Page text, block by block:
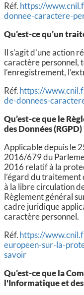
Réf. https://
donnee-caractere-
Qu’est-ce qu’un
Il s’agit d’une action
caractère personnel,
l’enregistrement,
Réf.https://
de-donnees-
Qu’est-ce que le
des Données (RGPD)
Applicable depuis le
2016/679 du
2016 relatif à la
l’égard du traitement
à la libre circulation
Règlement général
cadre juridique
caractère personnel.
Réf.https://
europeen-sur-la-
savoir
Qu’est-ce que la
l'Informatique et des